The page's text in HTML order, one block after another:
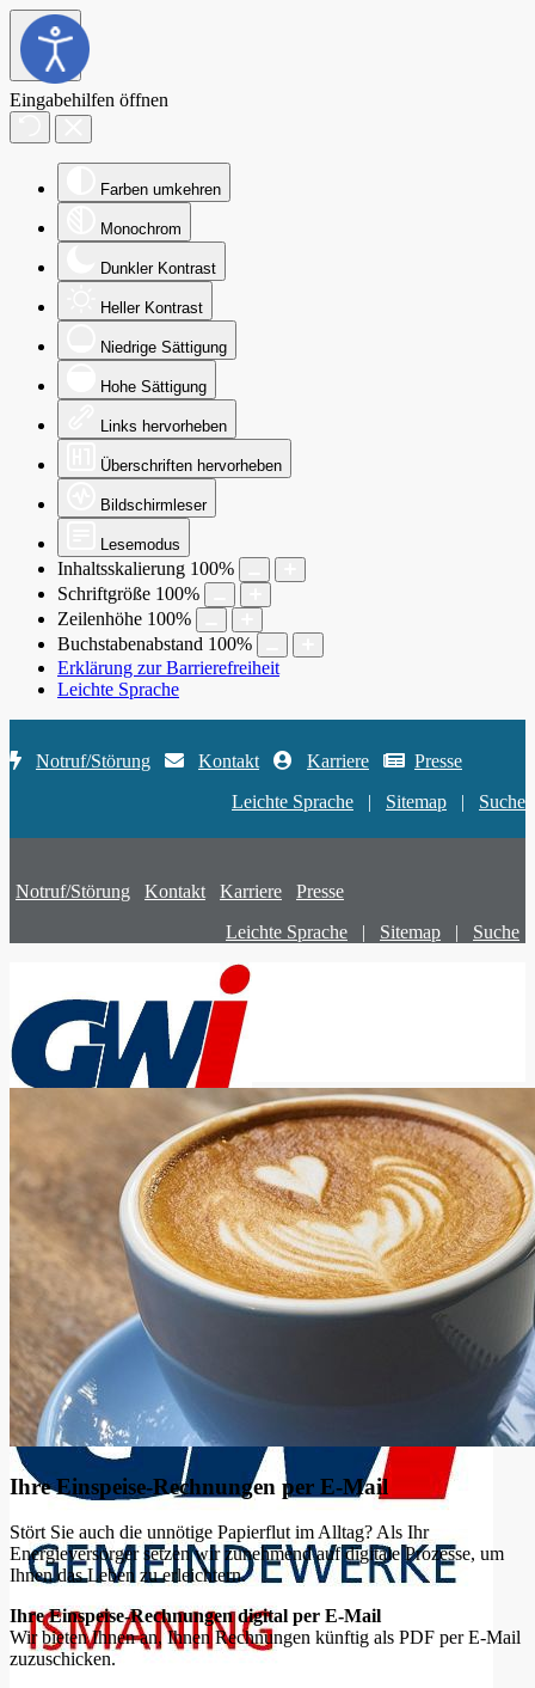
Eingabehilfen öffnen
Farben umkehren
Monochrom
Dunkler Kontrast
Heller Kontrast
Niedrige Sättigung
Hohe Sättigung
Links hervorheben
Überschriften hervorheben
Bildschirmleser
Lesemodus
Inhaltsskalierung 100%
Schriftgröße 100%
Zeilenhöhe 100%
Buchstabenabstand 100%
Erklärung zur Barrierefreiheit
Leichte Sprache
Notruf/Störung Kontakt Karriere
Presse
Leichte Sprache | Sitemap | Suche
Notruf/Störung Kontakt Karriere
Presse
Leichte Sprache | Sitemap | Suche
Ihre Einspeise-Rechnungen per E-Mail
Stört Sie auch die unnötige Papierflut im Alltag? Als Ihr
Energieversorger setzen wir zunehmend auf digitale Prozesse, um
Ihnen das Leben zu erleichtern.
Ihre Einspeise-Rechnungen digital per E-Mail
Wir bieten Ihnen an, Ihnen Rechnungen künftig als PDF per E-Mail
zuzuschicken.